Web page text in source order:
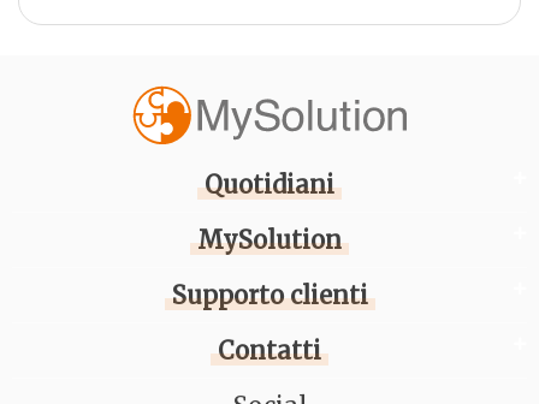
Quotidiani
MySolution
Supporto clienti
Contatti